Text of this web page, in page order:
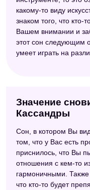
какому-то виду
знаком того, что кто-
Вашем внимании и
этот сон следующим
умеет играть на
Значение
Кассандры
Сон, в котором Вы
том, что у Вас есть
приснилось, что Вы
отношения с кем-то
гармоничными. Также
что кто-то будет